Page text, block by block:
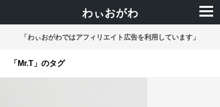
わぃおがわ
「わぃおがわではアフィリエイト広告を利用しています」
「Mr.T」のタグ